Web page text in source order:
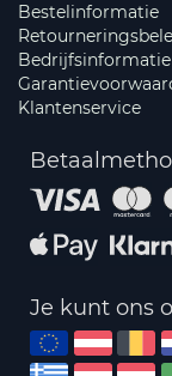
Bestelinformatie
Bedrijfsinformatie
Klantenservice
Je kunt ons